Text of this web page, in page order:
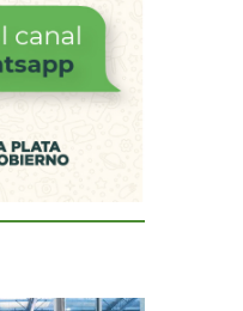
El intendente Ricardo Moccero